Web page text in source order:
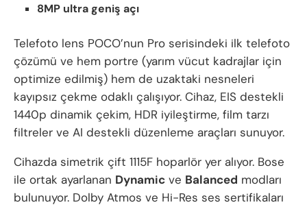
8MP ultra geniş açı
Telefoto lens POCO’nun Pro serisindeki ilk telefoto
çözümü ve hem portre (yarım vücut kadrajlar için
optimize edilmiş) hem de uzaktaki nesneleri
kayıpsız çekme odaklı çalışıyor. Cihaz, EIS destekli
1440p dinamik çekim, HDR iyileştirme, film tarzı
filtreler ve AI destekli düzenleme araçları sunuyor.
Cihazda simetrik çift 1115F hoparlör yer alıyor. Bose
ile ortak ayarlanan Dynamic ve Balanced modları
bulunuyor. Dolby Atmos ve Hi-Res ses sertifikaları